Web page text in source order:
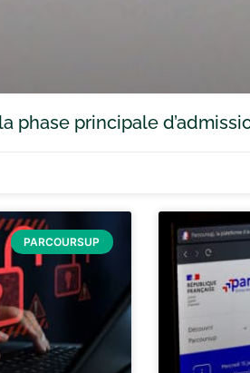
phase principale
PARCOURSUP